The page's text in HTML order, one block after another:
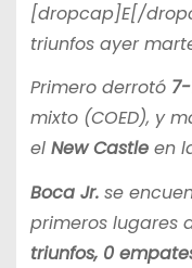
[dropcap]E[/
triunfos ayer
Primero derrotó
mixto (COED), y
elNew Castleen
Boca Jr.se
primeros lugares
triunfos, 0